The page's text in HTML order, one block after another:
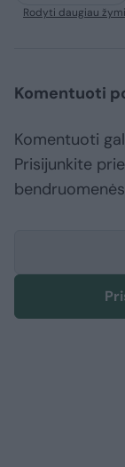
Rodyti daugiau
Komentuoti
Komentuoti
Prisijunkite